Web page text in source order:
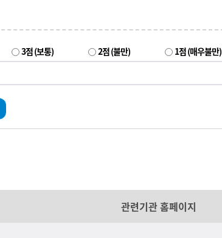
3점 (보통) 2점 (불만) 1점 (매우불만)